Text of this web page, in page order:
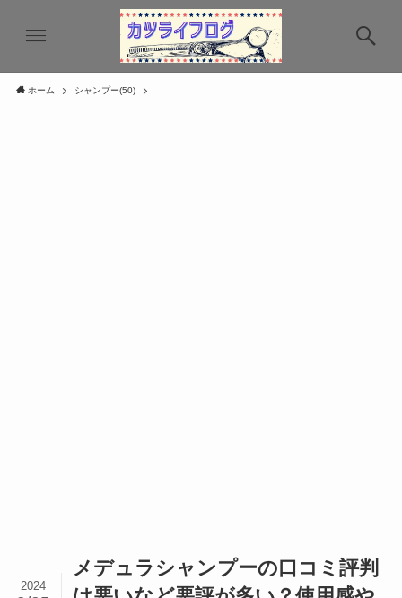
ホーム シャンプー(50)
メデュラシャンプーの口コミ評判
2024